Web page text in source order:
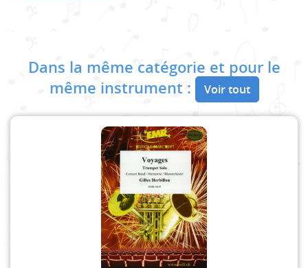
Dans la même catégorie et pour le
même instrument :
Voir tout